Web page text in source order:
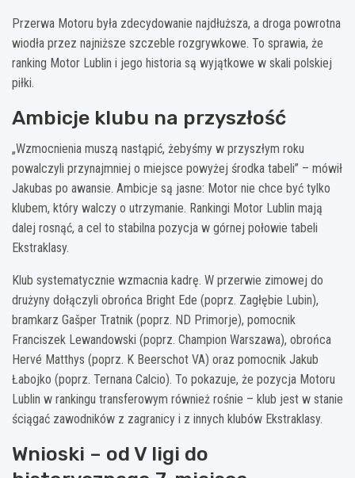
Przerwa Motoru była zdecydowanie najdłuższa, a droga powrotna
wiodła przez najniższe szczeble rozgrywkowe. To sprawia, że
ranking Motor Lublin i jego historia są wyjątkowe w skali polskiej
piłki.
Ambicje klubu na przyszłość
„Wzmocnienia muszą nastąpić, żebyśmy w przyszłym roku
powalczyli przynajmniej o miejsce powyżej środka tabeli” – mówił
Jakubas po awansie. Ambicje są jasne: Motor nie chce być tylko
klubem, który walczy o utrzymanie. Rankingi Motor Lublin mają
dalej rosnąć, a cel to stabilna pozycja w górnej połowie tabeli
Ekstraklasy.
Klub systematycznie wzmacnia kadrę. W przerwie zimowej do
drużyny dołączyli obrońca Bright Ede (poprz. Zagłębie Lubin),
bramkarz Gašper Tratnik (poprz. ND Primorje), pomocnik
Franciszek Lewandowski (poprz. Champion Warszawa), obrońca
Hervé Matthys (poprz. K Beerschot VA) oraz pomocnik Jakub
Łabojko (poprz. Ternana Calcio). To pokazuje, że pozycja Motoru
Lublin w rankingu transferowym również rośnie – klub jest w stanie
ściągać zawodników z zagranicy i z innych klubów Ekstraklasy.
Wnioski – od V ligi do